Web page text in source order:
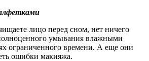
лицо перед сном, нет ничего
умывания влажными
ограниченного времени. А еще они
ошибки макияжа.